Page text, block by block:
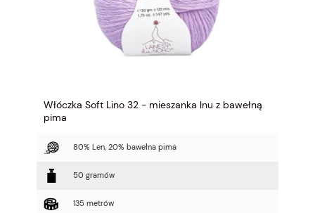
Włóczka Soft Lino 32 - mieszanka lnu z bawełną
pima
80% Len, 20% bawełna pima
50 gramów
135 metrów